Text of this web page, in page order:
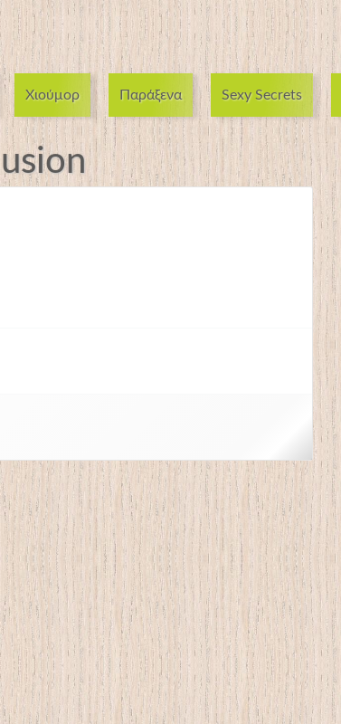
Χιούμορ Παράξενα Sexy Secrets